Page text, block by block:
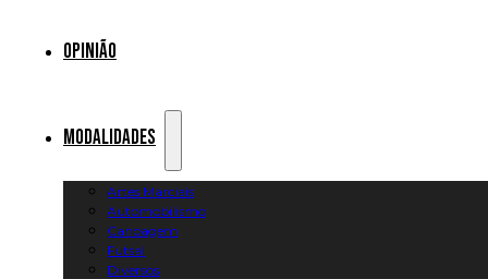
Opinião
Modalidades
Artes Marciais
Automobilismo
Canoagem
Futsal
Diversos